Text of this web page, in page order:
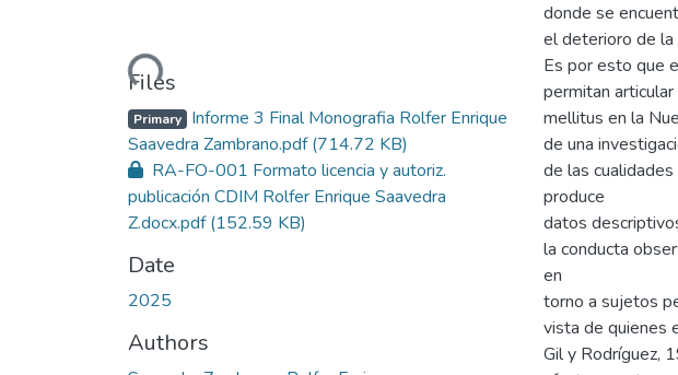
Loading...
Files
Primary Informe 3 Final Monografia Rolfer Enrique
Saavedra Zambrano.pdf(714.72 KB)
RA-FO-001 Formato licencia y autoriz.
publicación CDIM Rolfer Enrique Saavedra
Z.docx.pdf(152.59 KB)
Date
2025
Authors
donde se
el deterioro de la
Es por esto que
permitan
mellitus en la
de una
de las
produce
datos
la conducta
en
torno a sujetos
vista de quienes
Gil y Rodríguez,